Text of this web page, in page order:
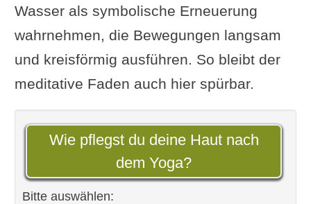
Wasser als symbolische Erneuerung
wahrnehmen, die Bewegungen langsam
und kreisförmig ausführen. So bleibt der
meditative Faden auch hier spürbar.
Wie pflegst du deine Haut nach
dem Yoga?
Bitte auswählen: